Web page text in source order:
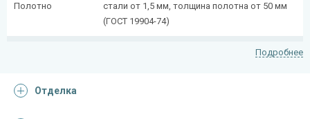
Полотно
стали от 1,5 мм, толщина полотна от 50 мм
(ГОСТ 19904-74)
сложногнутый профиль (из профильной
Ребра жесткости
Подробнее
Отделка